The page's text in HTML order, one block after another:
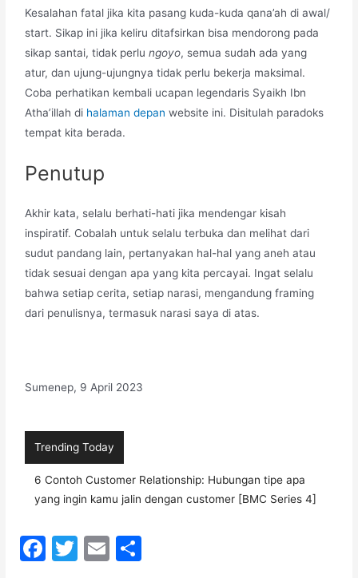
Kesalahan fatal jika kita pasang kuda-kuda qana’ah di awal/
start. Sikap ini jika keliru ditafsirkan bisa mendorong pada
sikap santai, tidak perlungoyo, semua sudah ada yang
atur, dan ujung-ujungnya tidak perlu bekerja maksimal.
Coba perhatikan kembali ucapan legendaris Syaikh Ibn
Atha’illah di halaman depan website ini. Disitulah paradoks
tempat kita berada.
Penutup
Akhir kata, selalu berhati-hati jika mendengar kisah
inspiratif. Cobalah untuk selalu terbuka dan melihat dari
sudut pandang lain, pertanyakan hal-hal yang aneh atau
tidak sesuai dengan apa yang kita percayai. Ingat selalu
bahwa setiap cerita, setiap narasi, mengandung framing
dari penulisnya, termasuk narasi saya di atas.
Sumenep, 9 April 2023
Trending Today
6 Contoh Customer Relationship: Hubungan tipe apa
yang ingin kamu jalin dengan customer [BMC Series 4]
F
T
E